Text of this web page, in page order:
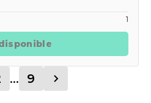
1
... 9